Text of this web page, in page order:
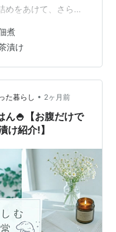
めをあけて、さらに
時に出来上がりま
めです。焙じ茶を
。さ、明日に備えま
食べ物 ランキング参
キング参加中gooか
煮
漬け
た暮らし • 2ヶ月前
ん🍚【お腹だけで
け紹介!】